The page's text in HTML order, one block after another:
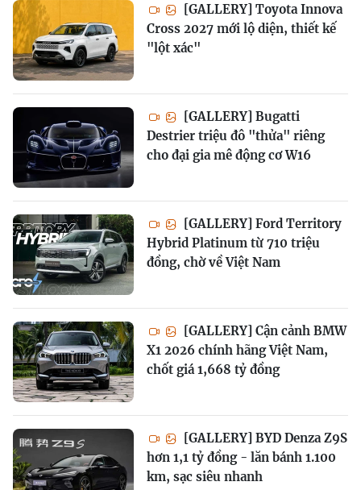
[GALLERY] Toyota Innova
Cross 2027 mới lộ diện, thiết kế
"lột xác"
[GALLERY] Bugatti
Destrier triệu đô "thửa" riêng
cho đại gia mê động cơ W16
[GALLERY] Ford Territory
Hybrid Platinum từ 710 triệu
đồng, chờ về Việt Nam
[GALLERY] Cận cảnh BMW
X1 2026 chính hãng Việt Nam,
chốt giá 1,668 tỷ đồng
[GALLERY] BYD Denza Z9S
hơn 1,1 tỷ đồng - lăn bánh 1.100
km, sạc siêu nhanh